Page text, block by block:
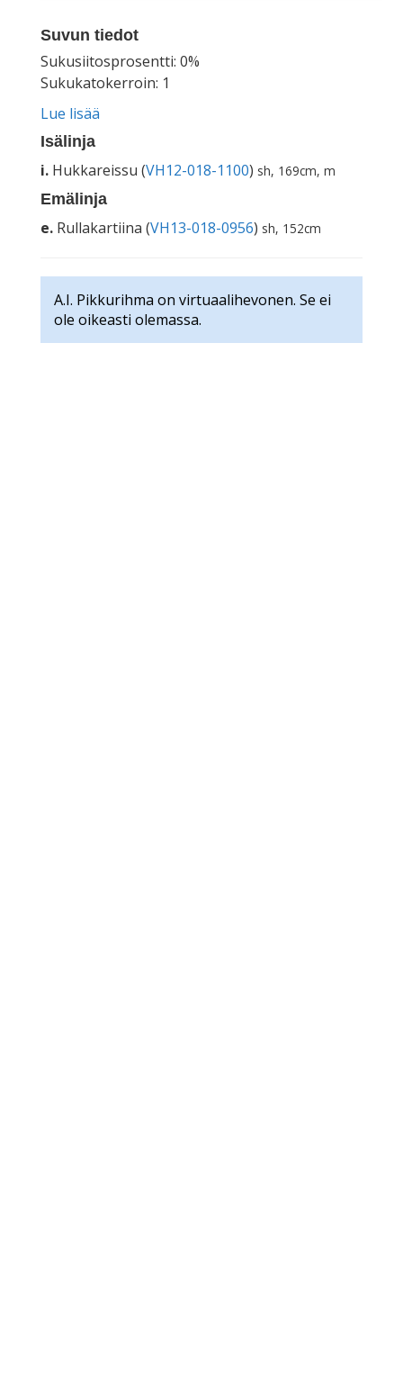
Suvun tiedot
Sukusiitosprosentti: 0%
Sukukatokerroin: 1
Lue lisää
Isälinja
i. Hukkareissu (VH12-018-1100) sh, 169cm, m
Emälinja
e. Rullakartiina (VH13-018-0956) sh, 152cm
A.I. Pikkurihma on virtuaalihevonen. Se ei
ole oikeasti olemassa.